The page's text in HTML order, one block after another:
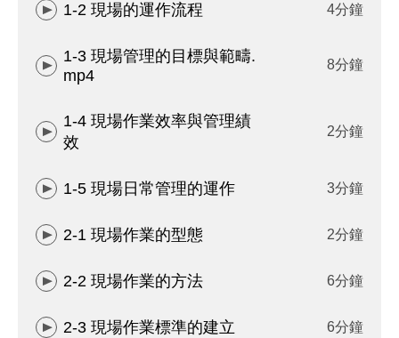
1-2 現場的運作流程 4分鐘
1-3 現場管理的目標與範疇.
mp4
8分鐘
1-4 現場作業效率與管理績
效
2分鐘
1-5 現場日常管理的運作 3分鐘
2-1 現場作業的型態 2分鐘
2-2 現場作業的方法 6分鐘
2-3 現場作業標準的建立 6分鐘